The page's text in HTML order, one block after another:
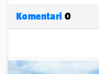
Komentari 0